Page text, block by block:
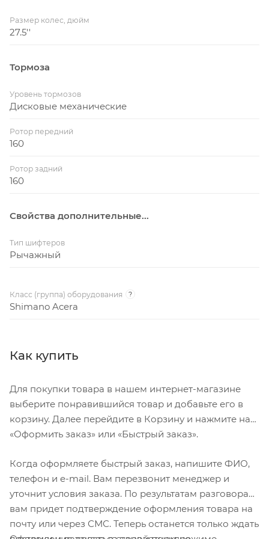
Размер колес, дюйм
27.5''
Тормоза
Уровень тормозов
Дисковые механические
Ротор передний
160
Ротор задний
160
Свойства дополнительные...
Тип шифтеров
Рычажный
Класс (группа) оборудования ?
Shimano Acera
Как купить
Для покупки товара в нашем интернет-магазине
выберите понравившийся товар и добавьте его в
корзину. Далее перейдите в Корзину и нажмите на
«Оформить заказ» или «Быстрый заказ».
Когда оформляете быстрый заказ, напишите ФИО,
телефон и e-mail. Вам перезвонит менеджер и
уточнит условия заказа. По результатам разговора
вам придет подтверждение оформления товара на
почту или через СМС. Теперь останется только ждать